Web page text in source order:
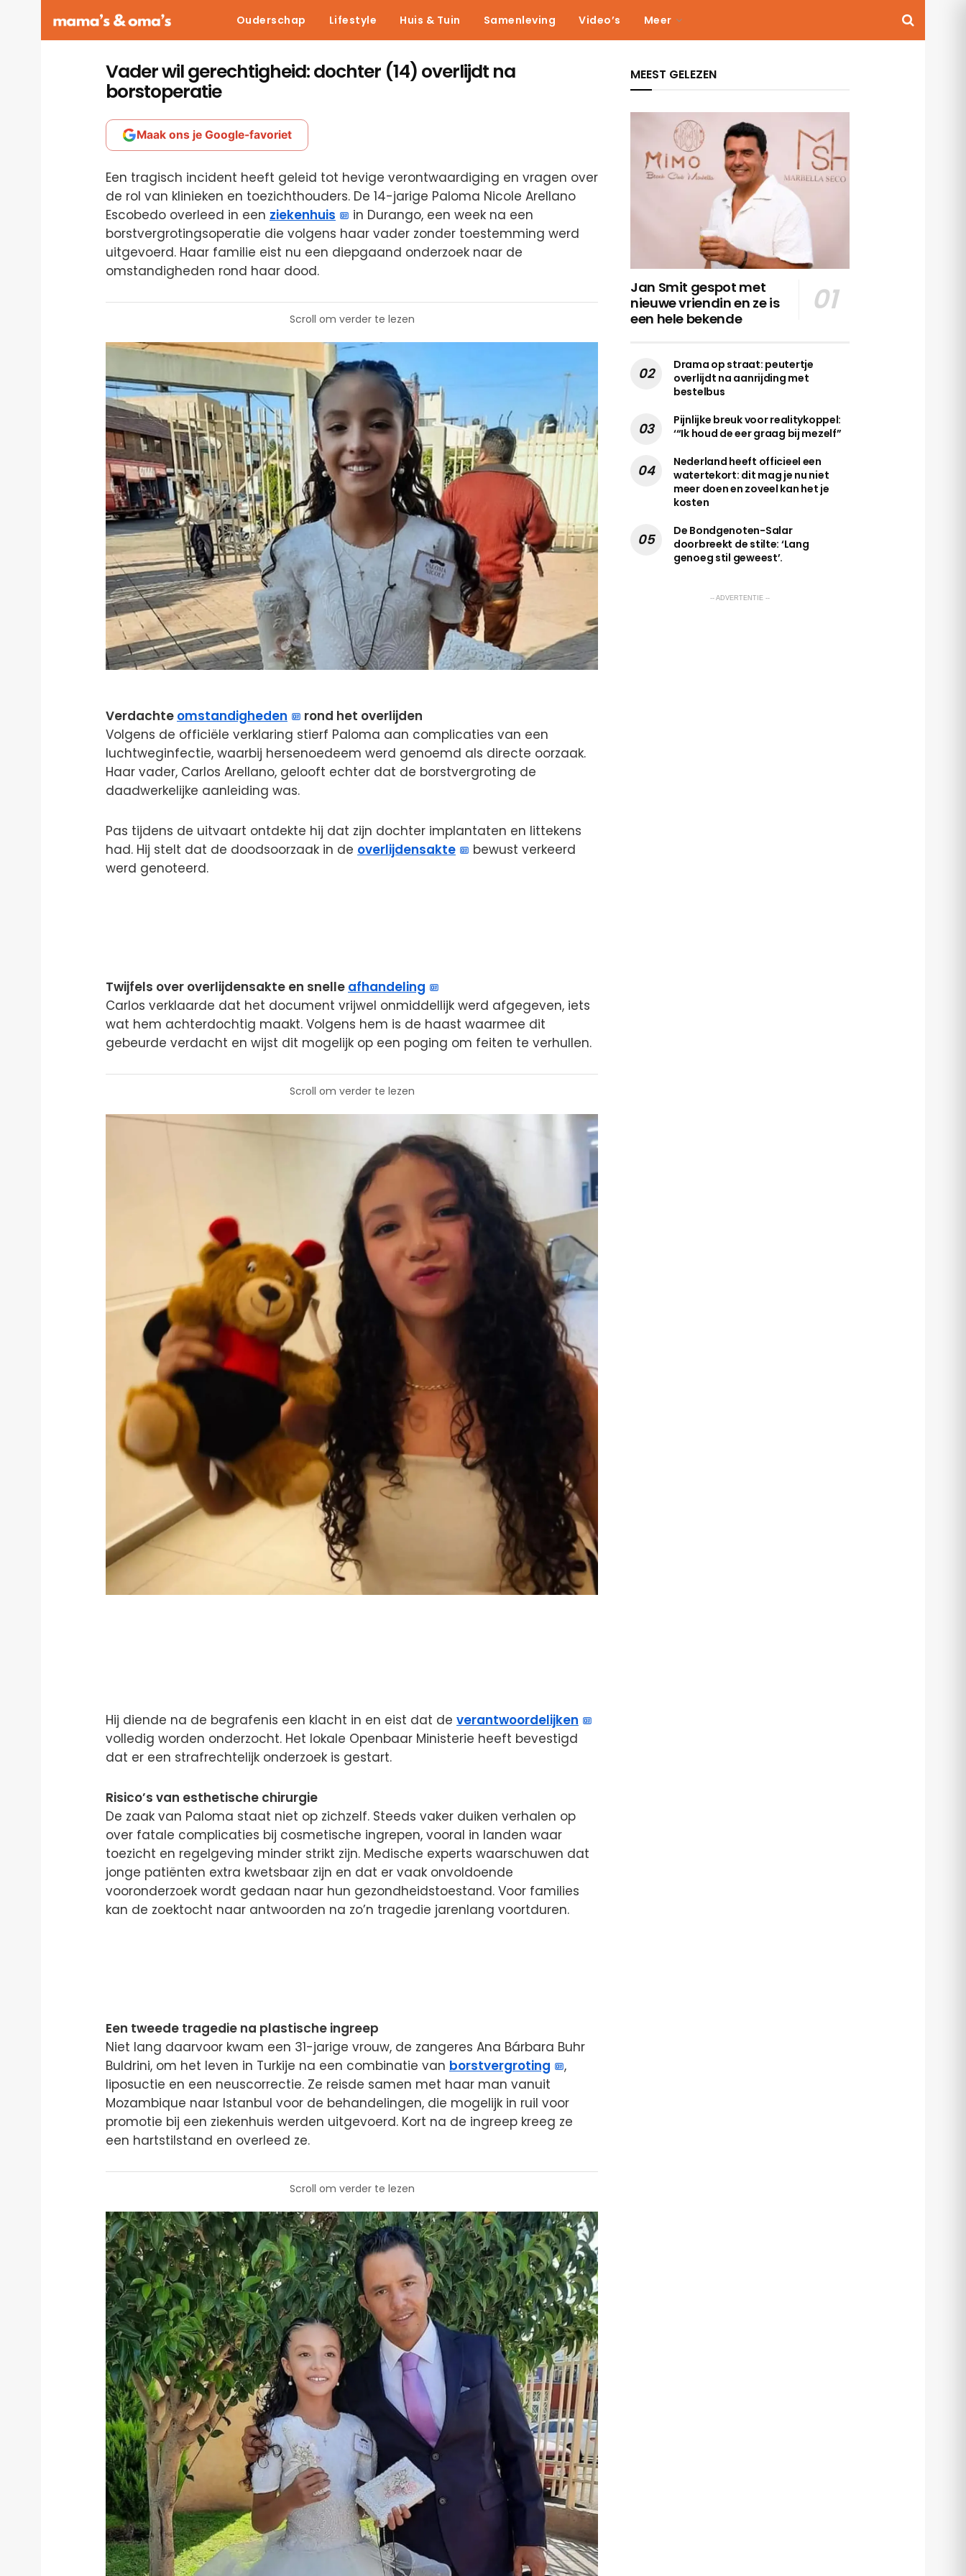
Ouderschap Lifestyle Huis & Tuin Samenleving Video’s Meer
Vader wil gerechtigheid: dochter (14) overlijdt na
borstoperatie
Maak ons je Google-favoriet
Een tragisch incident heeft geleid tot hevige verontwaardiging en vragen over
de rol van klinieken en toezichthouders. De 14-jarige Paloma Nicole Arellano
Escobedo overleed in een ziekenhuis
in Durango, een week na een
borstvergrotingsoperatie die volgens haar vader zonder toestemming werd
uitgevoerd. Haar familie eist nu een diepgaand onderzoek naar de
omstandigheden rond haar dood.
Scroll om verder te lezen
Verdachte omstandigheden
rond het overlijden
Volgens de officiële verklaring stierf Paloma aan complicaties van een
luchtweginfectie, waarbij hersenoedeem werd genoemd als directe oorzaak.
Haar vader, Carlos Arellano, gelooft echter dat de borstvergroting de
daadwerkelijke aanleiding was.
Pas tijdens de uitvaart ontdekte hij dat zijn dochter implantaten en littekens
had. Hij stelt dat de doodsoorzaak in de overlijdensakte
bewust verkeerd
werd genoteerd.
Twijfels over overlijdensakte en snelle afhandeling
Carlos verklaarde dat het document vrijwel onmiddellijk werd afgegeven, iets
wat hem achterdochtig maakt. Volgens hem is de haast waarmee dit
gebeurde verdacht en wijst dit mogelijk op een poging om feiten te verhullen.
Scroll om verder te lezen
Hij diende na de begrafenis een klacht in en eist dat de verantwoordelijken
volledig worden onderzocht. Het lokale Openbaar Ministerie heeft bevestigd
dat er een strafrechtelijk onderzoek is gestart.
Risico’s van esthetische chirurgie
De zaak van Paloma staat niet op zichzelf. Steeds vaker duiken verhalen op
over fatale complicaties bij cosmetische ingrepen, vooral in landen waar
toezicht en regelgeving minder strikt zijn. Medische experts waarschuwen dat
jonge patiënten extra kwetsbaar zijn en dat er vaak onvoldoende
vooronderzoek wordt gedaan naar hun gezondheidstoestand. Voor families
kan de zoektocht naar antwoorden na zo’n tragedie jarenlang voortduren.
Een tweede tragedie na plastische ingreep
Niet lang daarvoor kwam een 31-jarige vrouw, de zangeres Ana Bárbara Buhr
Buldrini, om het leven in Turkije na een combinatie van borstvergroting
,
liposuctie en een neuscorrectie. Ze reisde samen met haar man vanuit
Mozambique naar Istanbul voor de behandelingen, die mogelijk in ruil voor
promotie bij een ziekenhuis werden uitgevoerd. Kort na de ingreep kreeg ze
een hartstilstand en overleed ze.
Scroll om verder te lezen
MEEST GELEZEN
Jan Smit gespot met
nieuwe vriendin en ze is
een hele bekende
Drama op straat: peutertje
overlijdt na aanrijding met
bestelbus
Pijnlijke breuk voor realitykoppel:
‘“Ik houd de eer graag bij mezelf”
Nederland heeft officieel een
watertekort: dit mag je nu niet
meer doen en zoveel kan het je
kosten
De Bondgenoten-Salar
doorbreekt de stilte: ‘Lang
genoeg stil geweest’.
-- ADVERTENTIE --